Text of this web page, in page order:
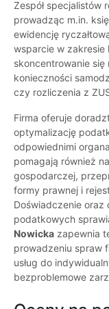
Zespół specjalistów
prowadząc m.in.
ewidencję
wsparcie w zakresie
skoncentrowanie się
konieczności
czy rozliczenia z
Firma oferuje
optymalizację
odpowiednimi
pomagają również
gospodarczej,
formy prawnej i
Doświadczenie oraz
podatkowych
Nowicka zapewnia
prowadzeniu spraw
usług do
bezproblemowe